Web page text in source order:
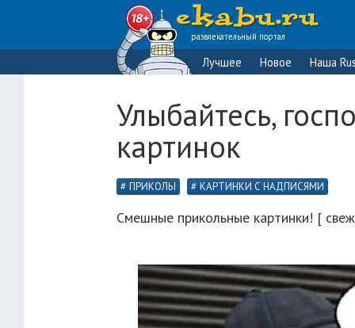
развлекательный портал
Лучшее Новое Наша
Улыбайтесь,
картинок
ПРИКОЛЫ КАРТИНКИ С НАДПИСЯМИ
Смешные прикольные картинки! [